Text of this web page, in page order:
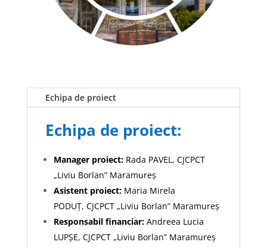
Echipa de proiect
Echipa de proiect:
Manager proiect: Rada PAVEL, CJCPCT
„Liviu Borlan” Maramureș
Asistent proiect:Maria Mirela
PODUȚ, CJCPCT „Liviu Borlan” Maramureș
Responsabil financiar:Andreea Lucia
LUPȘE, CJCPCT „Liviu Borlan” Maramureș